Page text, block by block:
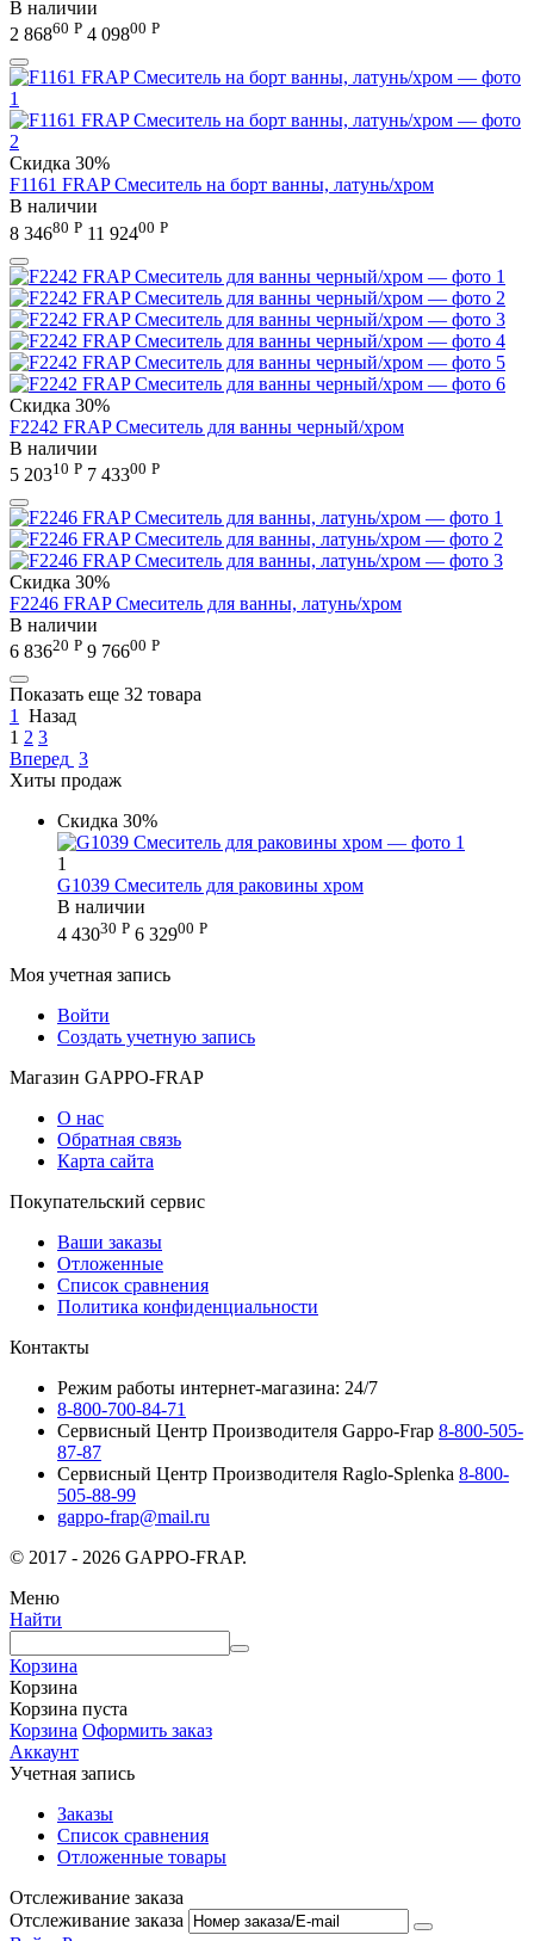
В наличии
2 86860 Р 4 09800 Р
Скидка 30%
F1161 FRAP Смеситель на борт ванны, латунь/хром
В наличии
8 34680 Р 11 92400 Р
Скидка 30%
F2242 FRAP Смеситель для ванны черный/хром
В наличии
5 20310 Р 7 43300 Р
Скидка 30%
F2246 FRAP Смеситель для ванны, латунь/хром
В наличии
6 83620 Р 9 76600 Р
Показать еще 32 товара
1
Назад
1 2 3
Вперед 3
Хиты продаж
Скидка 30%
1
G1039 Смеситель для раковины хром
В наличии
4 43030 Р 6 32900 Р
Моя учетная запись
Войти
Создать учетную запись
Магазин GAPPO-FRAP
О нас
Обратная связь
Карта сайта
Покупательский сервис
Ваши заказы
Отложенные
Список сравнения
Политика конфиденциальности
Контакты
Режим работы интернет-магазина: 24/7
8-800-700-84-71
Сервисный Центр Производителя Gappo-Frap 8-800-505-
87-87
Сервисный Центр Производителя Raglo-Splenka 8-800-
505-88-99
gappo-frap@mail.ru
© 2017 - 2026 GAPPO-FRAP.
Меню
Найти
Корзина
Корзина
Корзина пуста
Корзина Оформить заказ
Аккаунт
Учетная запись
Заказы
Список сравнения
Отложенные товары
Отслеживание заказа
Отслеживание заказа